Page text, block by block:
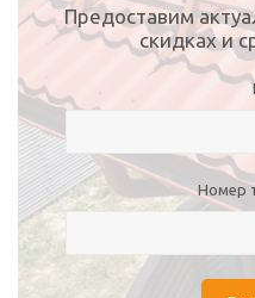
Предоставим
скидках и
Номер